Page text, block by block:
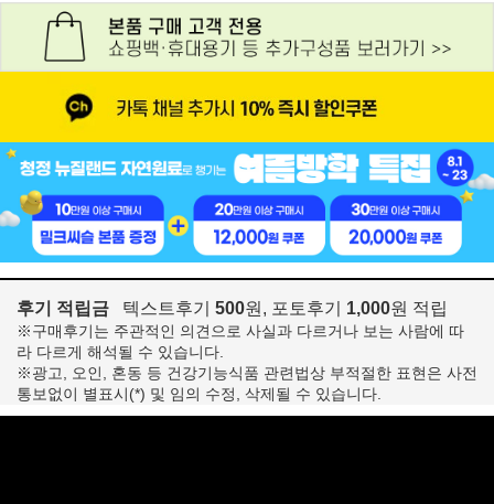
후기 적립금 텍스트후기 500원, 포토후기 1,000원 적립
※구매후기는 주관적인 의견으로 사실과 다르거나 보는 사람에 따
라 다르게 해석될 수 있습니다.
※광고, 오인, 혼동 등 건강기능식품 관련법상 부적절한 표현은 사전
통보없이 별표시(*) 및 임의 수정, 삭제될 수 있습니다.